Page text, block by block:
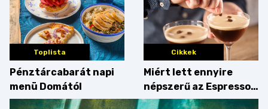
Toplista
Pénztárcabarát napi
menü Domától
Cikkek
Miért lett ennyire
népszerű az Espresso
Martini – és mit